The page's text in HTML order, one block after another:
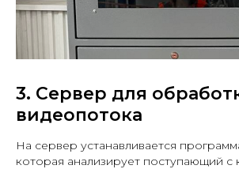
3. Сервер для
видеопотока
На сервер устанавливается
которая анализирует поступающий с